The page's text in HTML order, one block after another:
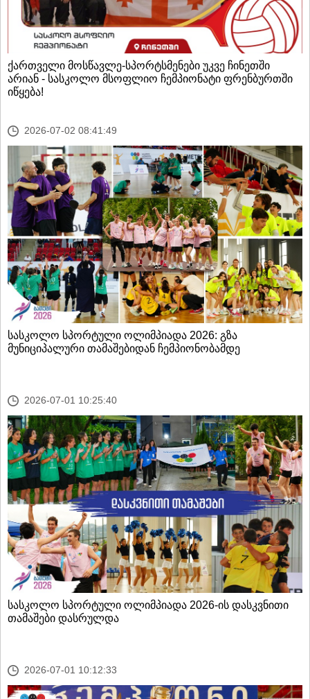
ქართველი მოსწავლე-სპორტსმენები უკვე ჩინეთში
არიან - სასკოლო მსოფლიო ჩემპიონატი ფრენბურთში
იწყება!
2026-07-02 08:41:49
სასკოლო სპორტული ოლიმპიადა 2026: გზა
მუნიციპალური თამაშებიდან ჩემპიონობამდე
2026-07-01 10:25:40
სასკოლო სპორტული ოლიმპიადა 2026-ის დასკვნითი
თამაშები დასრულდა
2026-07-01 10:12:33